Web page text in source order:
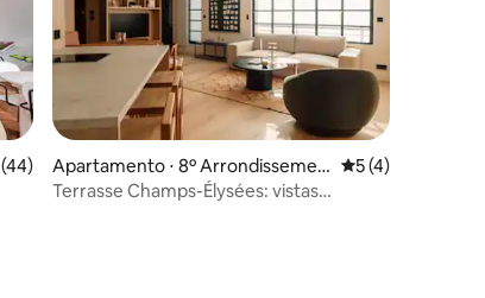
uma avaliação média de 5, 44 avaliações
Apartamento ⋅ 8º Arrondissemen
t
5 de uma
5 (4)
Terrasse Champs-Élysées: vistas